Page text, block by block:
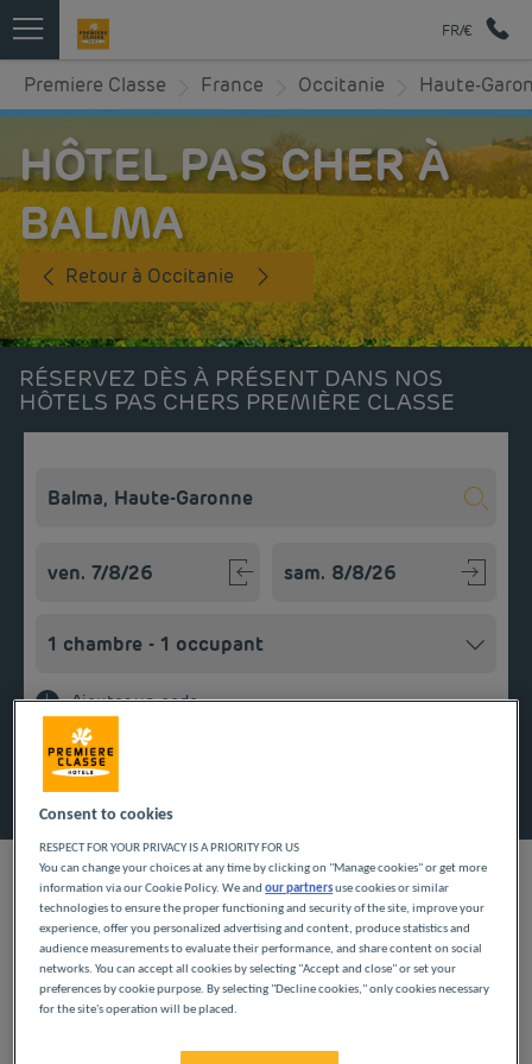
FR/€
Premiere Classe France Occitanie Haute-
HÔTEL PAS CHER À
BALMA
Retour à Occitanie
RÉSERVEZ DÈS À PRÉSENT DANS NOS
HÔTELS PAS CHERS PREMIÈRE CLASSE
Ajouter un code
Les établissements Première Classe vous proposent des
services de qualité qui font la différence pour un séjour
confortable à petit prix. Nous vous recevons 7j/7. Réserver une
pour autant renoncer à votre confort. Wifi gratuit, salle de bain
Consent to cookies
RESPECT FOR YOUR PRIVACY IS A PRIORITY FOR US
You can change your choices at any time by clicking on "Manage cookies" or get more
information via our Cookie Policy. We andour partnersuse cookies or similar
technologies to ensure the proper functioning and security of the site, improve your
experience, offer you personalized advertising and content, produce statistics and
audience measurements to evaluate their performance, and share content on social
networks. You can accept all cookies by selecting "Accept and close" or set your
preferences by cookie purpose. By selecting "Decline cookies," only cookies necessary
for the site's operation will be placed.